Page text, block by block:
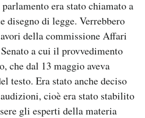
era stato chiamato a
disegno di legge. Verrebbero
della commissione Affari
a cui il provvedimento
che dal 13 maggio aveva
testo. Era stato anche deciso
cioè era stato stabilito
gli esperti della materia